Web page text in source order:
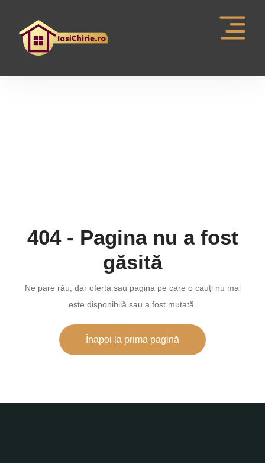
404 - Pagina nu a fost
găsită
Ne pare rău, dar oferta sau pagina pe care o cauți nu mai
este disponibilă sau a fost mutată.
Înapoi la prima pagină